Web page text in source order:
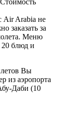
Air Arabia не
заказать за
Меню
20 блюд и
Вы
из аэропорта
Даби (10